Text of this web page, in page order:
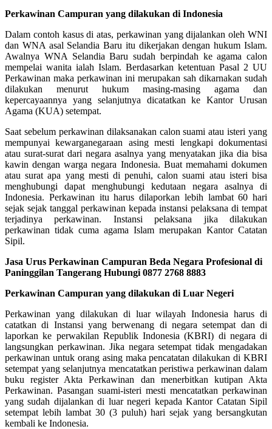
Perkawinan Campuran yang dilakukan di Indonesia
Dalam contoh kasus di atas, perkawinan yang dijalankan oleh WNI
dan WNA asal Selandia Baru itu dikerjakan dengan hukum Islam.
Awalnya WNA Selandia Baru sudah berpindah ke agama calon
mempelai wanita ialah Islam. Berdasarkan ketentuan Pasal 2 UU
Perkawinan maka perkawinan ini merupakan sah dikarnakan sudah
dilakukan menurut hukum masing-masing agama dan
kepercayaannya yang selanjutnya dicatatkan ke Kantor Urusan
Agama (KUA) setempat.
Saat sebelum perkawinan dilaksanakan calon suami atau isteri yang
mempunyai kewarganegaraan asing mesti lengkapi dokumentasi
atau surat-surat dari negara asalnya yang menyatakan jika dia bisa
kawin dengan warga negara Indonesia. Buat memahami dokumen
atau surat apa yang mesti di penuhi, calon suami atau isteri bisa
menghubungi dapat menghubungi kedutaan negara asalnya di
Indonesia. Perkawinan itu harus dilaporkan lebih lambat 60 hari
sejak sejak tanggal perkawinan kepada instansi pelaksana di tempat
terjadinya perkawinan. Instansi pelaksana jika dilakukan
perkawinan tidak cuma agama Islam merupakan Kantor Catatan
Sipil.
Jasa Urus Perkawinan Campuran Beda Negara Profesional di
Paninggilan Tangerang Hubungi 0877 2768 8883
Perkawinan Campuran yang dilakukan di Luar Negeri
Perkawinan yang dilakukan di luar wilayah Indonesia harus di
catatkan di Instansi yang berwenang di negara setempat dan di
laporkan ke perwakilan Republik Indonesia (KBRI) di negara di
langsungkan perkawinan. Jika negara setempat tidak mengadakan
perkawinan untuk orang asing maka pencatatan dilakukan di KBRI
setempat yang selanjutnya mencatatkan peristiwa perkawinan dalam
buku register Akta Perkawinan dan menerbitkan kutipan Akta
Perkawinan. Pasangan suami-isteri mesti mencatatkan perkawinan
yang sudah dijalankan di luar negeri kepada Kantor Catatan Sipil
setempat lebih lambat 30 (3 puluh) hari sejak yang bersangkutan
kembali ke Indonesia.